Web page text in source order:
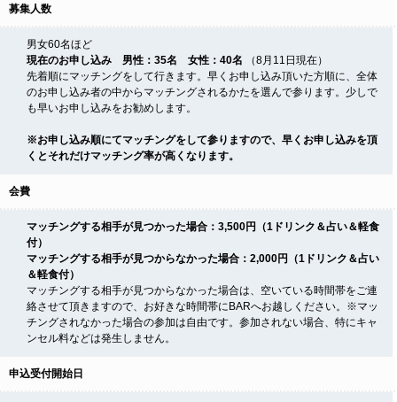
募集人数
男女60名ほど
現在のお申し込み 男性：35名 女性：40名
（8月11日現在）
先着順にマッチングをして行きます。早くお申し込み頂いた方順に、全体
のお申し込み者の中からマッチングされるかたを選んで参ります。少しで
も早いお申し込みをお勧めします。
※お申し込み順にてマッチングをして参りますので、早くお申し込みを頂
くとそれだけマッチング率が高くなります。
会費
マッチングする相手が見つかった場合：3,500円（1ドリンク＆占い＆軽食
付）
マッチングする相手が見つからなかった場合：2,000円（1ドリンク＆占い
＆軽食付）
マッチングする相手が見つからなかった場合は、空いている時間帯をご連
絡させて頂きますので、お好きな時間帯にBARへお越しください。※マッ
チングされなかった場合の参加は自由です。参加されない場合、特にキャ
ンセル料などは発生しません。
申込受付開始日